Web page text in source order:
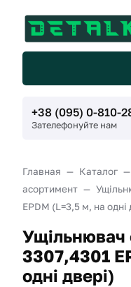
+38 (095) 0-810-
Зателефонуйте нам
Главная Каталог
асортимент
EPDM (L=3,5 м, на одні
Ущільнювач
3307,4301
одні двері)